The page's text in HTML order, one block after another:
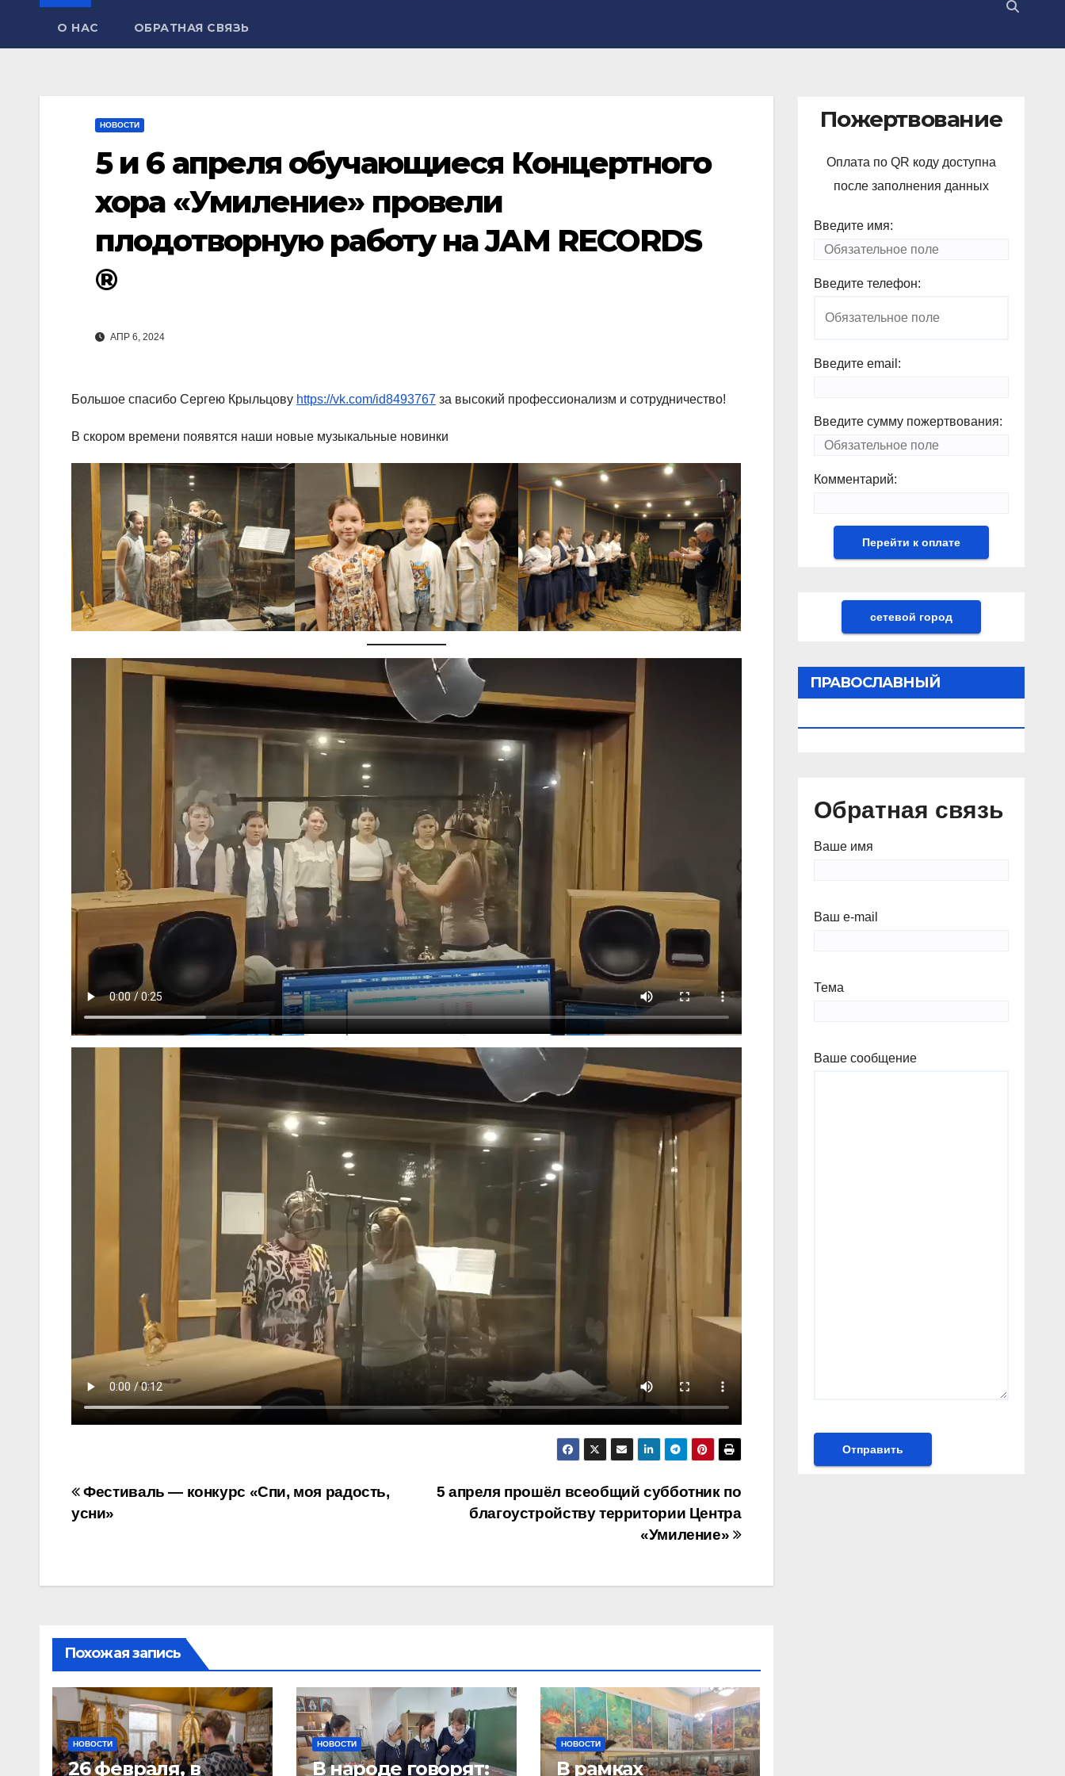
О НАС ОБРАТНАЯ СВЯЗЬ
НОВОСТИ
5 и 6 апреля обучающиеся Концертного
хора «Умиление» провели
плодотворную работу на JAM RECORDS
®
АПР 6, 2024
Большое спасибо Сергею Крыльцову https://vk.com/id8493767 за высокий профессионализм и сотрудничество!
В скором времени появятся наши новые музыкальные новинки
Навигация
по
5 апреля прошёл всеобщий субботник по
благоустройству территории Центра
«Умиление»
Фестиваль — конкурс «Спи, моя радость,
усни»
Похожая запись
НОВОСТИ
26 февраля, в
НОВОСТИ
В народе говорят:
НОВОСТИ
В рамках
Пожертвование
Оплата по QR коду доступна
после заполнения данных
Введите имя:
Введите телефон:
Введите email:
Введите сумму пожертвования:
Комментарий:
сетевой город
ПРАВОСЛАВНЫЙ
Обратная связь
Ваше имя
Ваш e-mail
Тема
Ваше сообщение